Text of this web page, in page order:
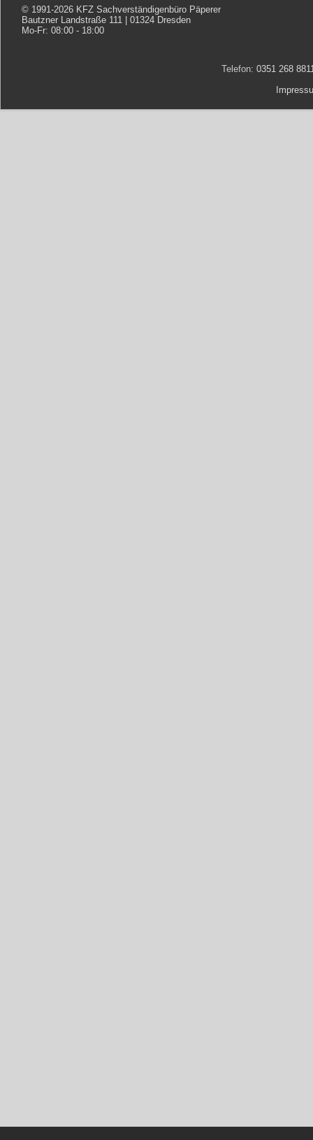
© 1991-2026 KFZ Sachverständigenbüro Päperer
Bautzner Landstraße 111 | 01324 Dresden
Mo-Fr: 08:00 - 18:00
Telefon: 0351 268